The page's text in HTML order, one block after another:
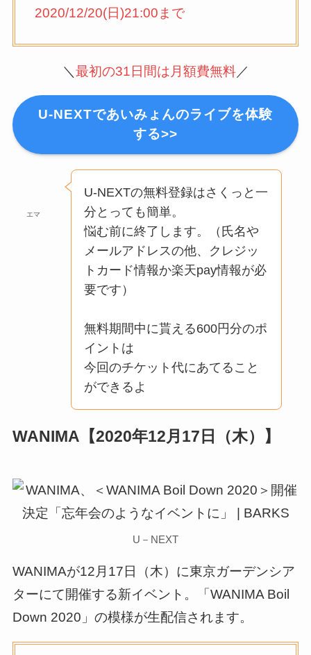
2020/12/20(日)21:00まで
＼ 最初の31日間は月額費無料／
U-NEXTであいみょんのライブを体験
する>>
エマ
U-NEXTの無料登録はさくっと一
分とっても簡単。
悩む前に終了します。（氏名や
メールアドレスの他、クレジッ
トカード情報か楽天pay情報が必
要です）
無料期間中に貰える600円分のポ
イントは
今回のチケット代にあてること
ができるよ
WANIMA【2020年12月17日（木）】
U－NEXT
WANIMAが12月17日（木）に東京ガーデンシア
ターにて開催する新イベント。「WANIMA Boil
Down 2020」の模様が生配信されます。